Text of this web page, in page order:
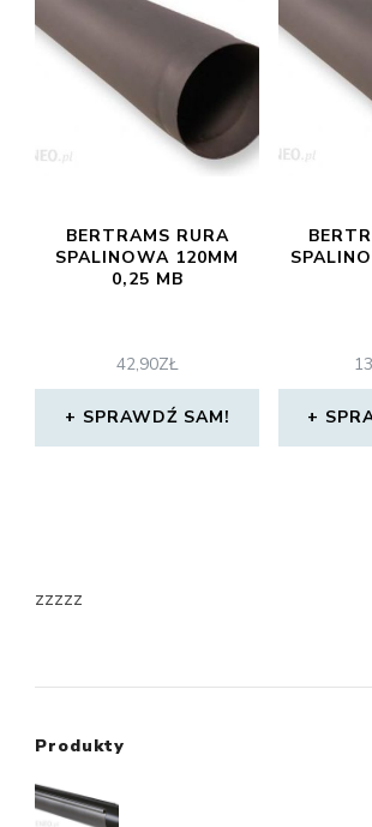
BERTRAMS RURA
SPALINOWA 120MM
0,25 MB
42,90ZŁ
SPRAWDŹ SAM!
zzzzz
Produkty